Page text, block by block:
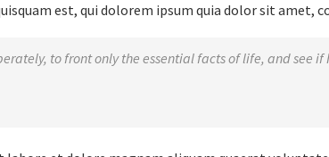
est, qui dolorem ipsum quia dolor sit amet,
to front only the essential facts of life, and see